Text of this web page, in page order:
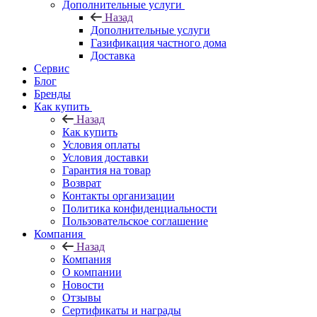
Дополнительные услуги
Назад
Дополнительные услуги
Газификация частного дома
Доставка
Сервис
Блог
Бренды
Как купить
Назад
Как купить
Условия оплаты
Условия доставки
Гарантия на товар
Возврат
Контакты организации
Политика конфиденциальности
Пользовательское соглашение
Компания
Назад
Компания
О компании
Новости
Отзывы
Сертификаты и награды